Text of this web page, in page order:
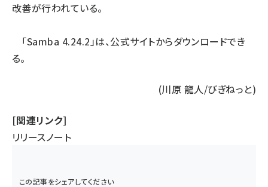
改善が行われている。
「Samba 4.24.2」は、公式サイトからダウンロードでき
る。
(川原 龍人/びぎねっと)
[関連リンク]
リリースノート
この記事をシェアしてください